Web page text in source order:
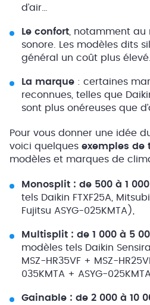
d’air…
Le confort , notamment
sonore. Les modèles dits
général un coût plus élevé.
La marque : certaines
reconnues, telles que
sont plus onéreuses que
Pour vous donner une idée
voici quelques exemples de
modèles et marques de
Monosplit : de 500 à 1
tels Daikin FTXF25A,
Fujitsu ASYG-025KMTA),
Multisplit : de 1 000 à 5
modèles tels Daikin
MSZ-HR35VF + MSZ-
035KMTA + ASYG-
Gainable : de 2 000 à 10